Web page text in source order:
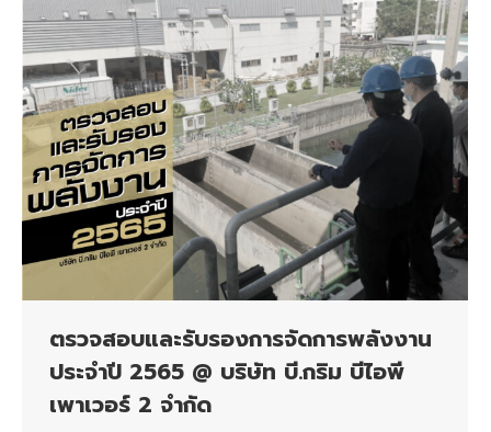
ตรวจสอบและรับรองการจัดการพลังงาน
ประจำปี 2565 @ บริษัท บี.กริม บีไอพี
เพาเวอร์ 2 จำกัด